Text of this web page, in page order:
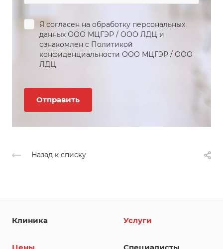
Я согласен на обработку персональных
данных ООО МЦГЭР / ООО ЛДЦ и
ознакомлен с Политикой
конфиденциальности ООО МЦГЭР / ООО
ЛДЦ
Назад к списку
Клиника Услуги